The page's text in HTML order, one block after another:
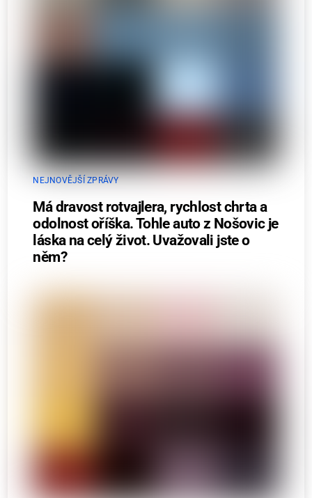
NEJNOVĚJŠÍ ZPRÁVY
Má dravost rotvajlera, rychlost chrta a
odolnost oříška. Tohle auto z Nošovic je
láska na celý život. Uvažovali jste o
něm?